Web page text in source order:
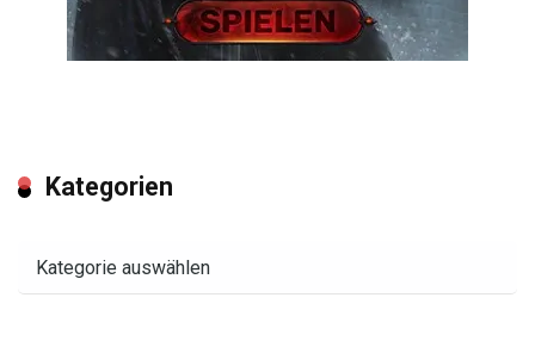
Kategorien